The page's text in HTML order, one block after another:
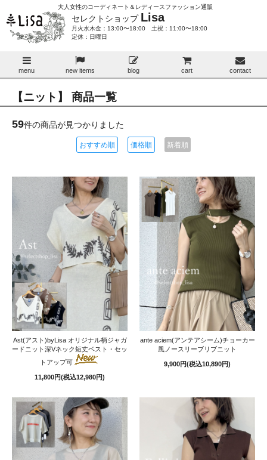
大人女性のコーディネート＆レディースファッション通販
セレクトショップ Lisa
月火水木金：13:00〜18:00 土祝：11:00〜18:00
定休：日曜日
menu new items blog cart contact
【ニット】 商品一覧
59件の商品が見つかりました
おすすめ順 価格順 新着順
Ast(アスト)byLisa オリジナル柄ジャガ
ードニット深Vネック短丈ベスト・セッ
トアップ可
11,800円(税込12,980円)
ante aciem(アンテアシーム)チョーカー
風ノースリーブリブニット
9,900円(税込10,890円)